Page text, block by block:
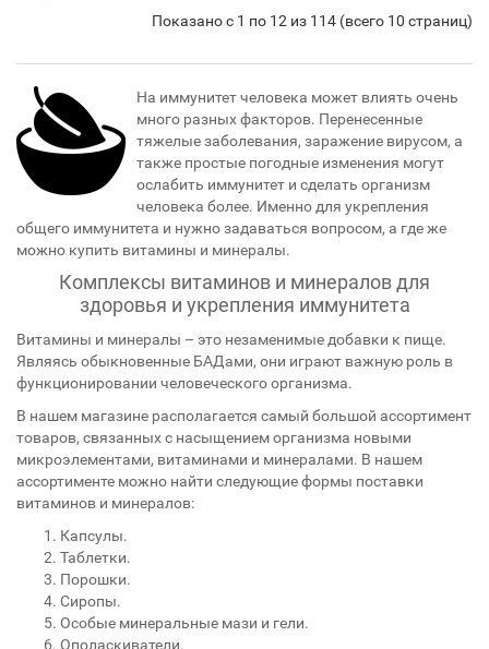
Показано с 1 по 12 из 114 (всего 10 страниц)
На иммунитет человека может влиять очень
много разных факторов. Перенесенные
тяжелые заболевания, заражение вирусом, а
также простые погодные изменения могут
ослабить иммунитет и сделать организм
человека более. Именно для укрепления
общего иммунитета и нужно задаваться вопросом, а где же
можно купить витамины и минералы.
Комплексы витаминов и минералов для
здоровья и укрепления иммунитета
Витамины и минералы – это незаменимые добавки к пище.
Являясь обыкновенные БАДами, они играют важную роль в
функционировании человеческого организма.
В нашем магазине располагается самый большой ассортимент
товаров, связанных с насыщением организма новыми
микроэлементами, витаминами и минералами. В нашем
ассортименте можно найти следующие формы поставки
витаминов и минералов:
Капсулы.
Таблетки.
Порошки.
Сиропы.
Особые минеральные мази и гели.
Ополаскиватели.